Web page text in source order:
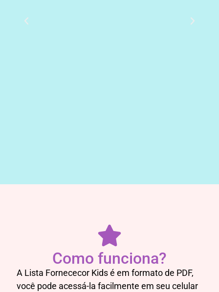
Como funciona?
A Lista Fornececor Kids é em formato de PDF,
você pode acessá-la facilmente em seu celular